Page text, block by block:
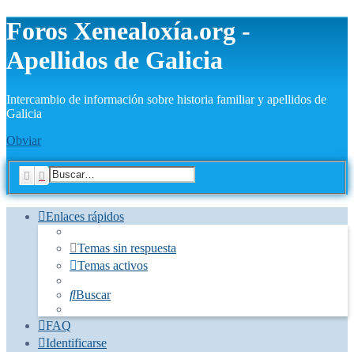
Foros Xenealoxía.org -
Apellidos de Galicia
Intercambio de información sobre historia familiar y apellidos de
Galicia
Obviar
BuscarBúsqueda avanzada
Enlaces rápidos
Temas sin respuesta
Temas activos
Buscar
FAQ
Identificarse